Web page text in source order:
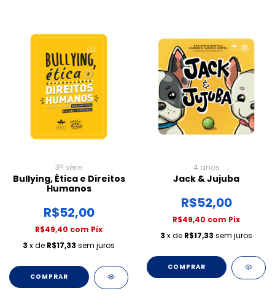
3ª série
Bullying, Ética e Direitos
Humanos
R$52,00
R$49,40 com Pix
3 x de R$17,33 sem juros
COMPRAR
4 anos
Jack & Jujuba
R$52,00
R$49,40 com Pix
3 x de R$17,33 sem juros
COMPRAR